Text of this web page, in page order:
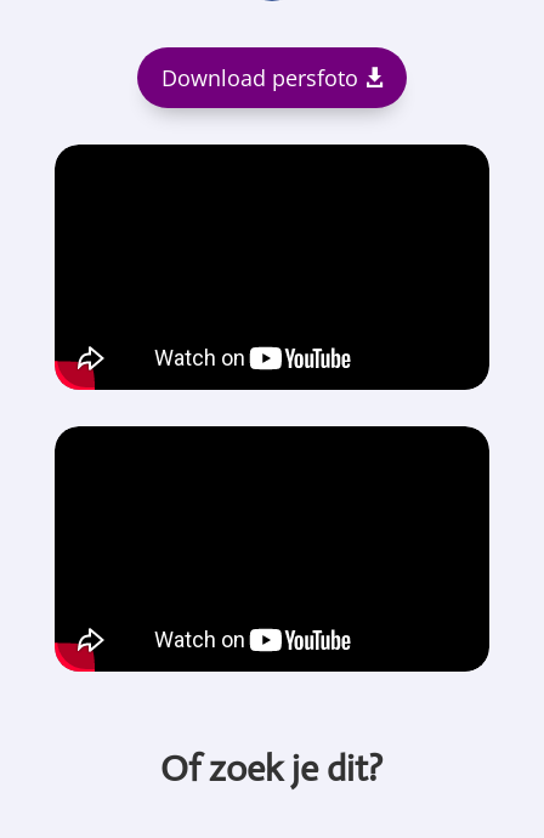
Download persfoto
Of zoek je dit?